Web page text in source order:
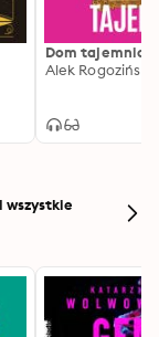
Dom tajemnic
Alek Rogoziński
wszystkie